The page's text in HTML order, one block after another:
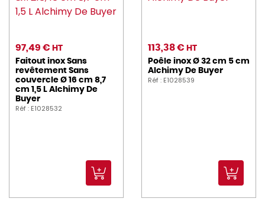
97,49 € HT
Faitout inox Sans
revêtement Sans
couvercle Ø 16 cm 8,7
cm 1,5 L Alchimy De
Buyer
Réf : E1028532
113,38 € HT
Poêle inox Ø 32 cm 5 cm
Alchimy De Buyer
Réf : E1028539